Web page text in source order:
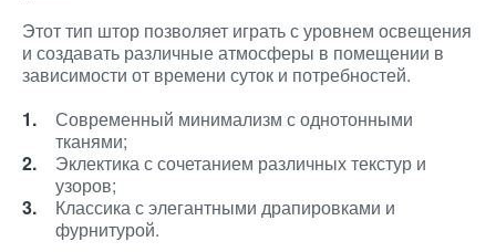
Этот тип штор позволяет играть с уровнем освещения
и создавать различные атмосферы в помещении в
зависимости от времени суток и потребностей.
Современный минимализм с однотонными
тканями;
Эклектика с сочетанием различных текстур и
узоров;
Классика с элегантными драпировками и
фурнитурой.